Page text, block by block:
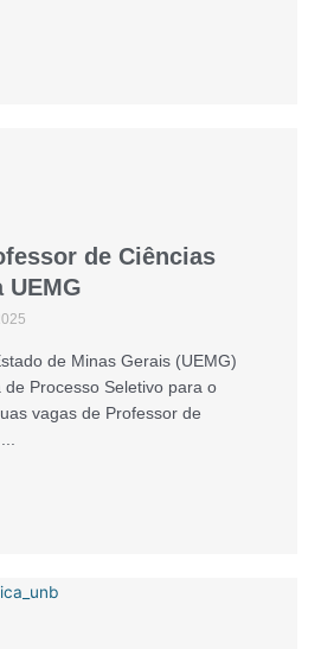
de Ciências
de Minas Gerais (UEMG)
Processo Seletivo para o
vagas de Professor de